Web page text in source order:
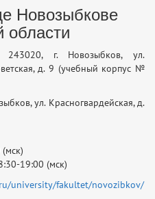
Новозыбкове
области
г. Новозыбков, ул.
д. 9 (учебный корпус №
ул. Красногвардейская, д.
19:00 (мск)
university/fakultet/novozibkov/